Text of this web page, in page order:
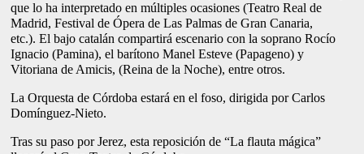
que lo ha interpretado en múltiples ocasiones (Teatro Real de
Madrid, Festival de Ópera de Las Palmas de Gran Canaria,
etc.). El bajo catalán compartirá escenario con la soprano Rocío
Ignacio (Pamina), el barítono Manel Esteve (Papageno) y
Vitoriana de Amicis, (Reina de la Noche), entre otros.
La Orquesta de Córdoba estará en el foso, dirigida por Carlos
Domínguez-Nieto.
Tras su paso por Jerez, esta reposición de “La flauta mágica”